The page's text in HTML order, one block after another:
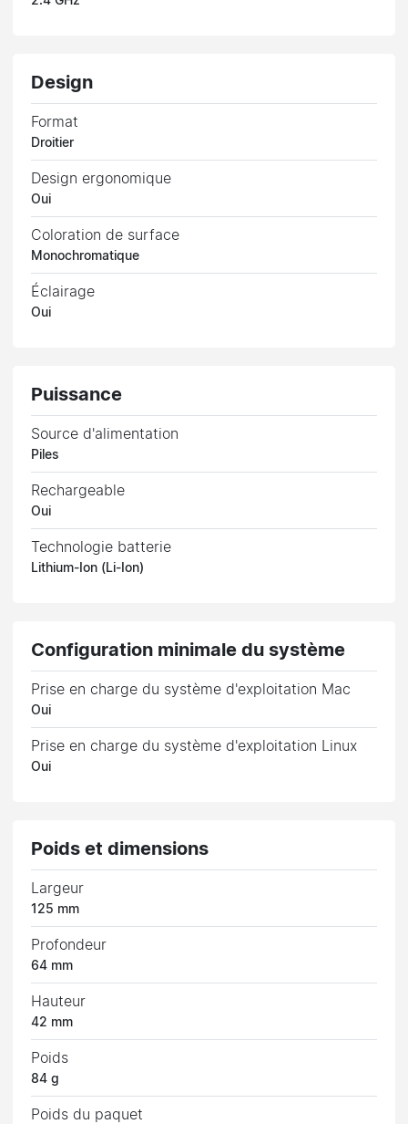
Design
Format
Droitier
Design ergonomique
Oui
Coloration de surface
Monochromatique
Éclairage
Oui
Puissance
Source d'alimentation
Piles
Rechargeable
Oui
Technologie batterie
Lithium-Ion (Li-Ion)
Configuration minimale du système
Prise en charge du système d'exploitation Mac
Oui
Prise en charge du système d'exploitation Linux
Oui
Poids et dimensions
Largeur
125 mm
Profondeur
64 mm
Hauteur
42 mm
Poids
84 g
Poids du paquet